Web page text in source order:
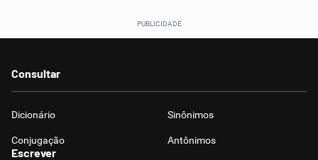
Consultar
Dicionário Sinônimos
Conjugação Antônimos
Escrever